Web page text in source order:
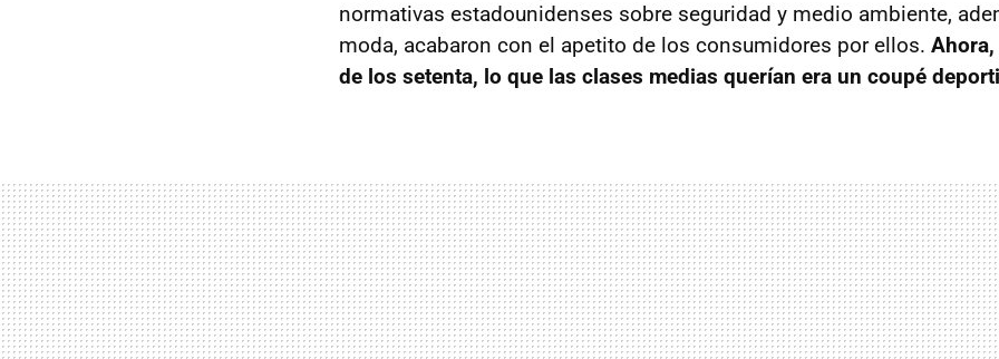
normativas estadounidenses sobre seguridad y medio ambiente,
moda, acabaron con el apetito de los consumidores por ellos.
de los setenta, lo que las clases medias querían era un coupé